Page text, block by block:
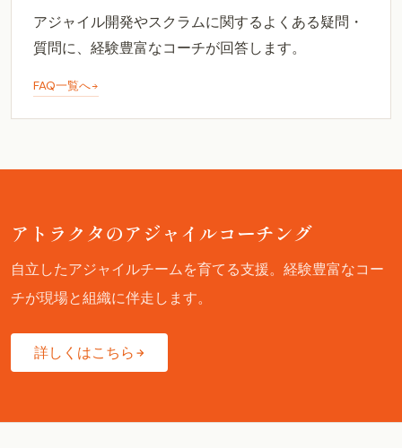
アジャイル開発やスクラムに関するよくある疑問・
質問に、経験豊富なコーチが回答します。
FAQ一覧へ
アトラクタのアジャイルコーチング
自立したアジャイルチームを育てる支援。経験豊富なコー
チが現場と組織に伴走します。
詳しくはこちら